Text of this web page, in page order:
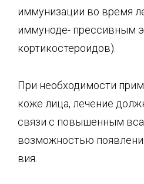
иммунизации во время
иммуноде- прессивным
кортикостероидов).
При необходимости
коже лица, лечение
связи с повышенным
возможностью
вия.